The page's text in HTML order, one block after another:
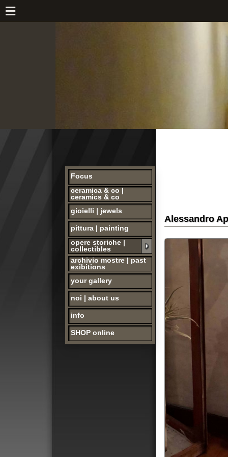
ceramica & co |
ceramics & co
gioielli | jewels
pittura | painting
opere storiche |
collectibles
archivio mostre | past
exibitions
your gallery
noi | about us
info
SHOP online
Alessandro Aprea,
Franco RAMPI